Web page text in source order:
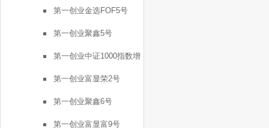
第一创业金选FOF5号
第一创业聚鑫5号
第一创业中证1000指数增
强FOF1号
第一创业富显荣2号
第一创业聚鑫6号
第一创业富显富9号